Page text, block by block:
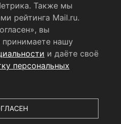
персональных данных
лента
издание Щёлковское ТВ.
о регистрации СМИ
г.
(РОСКОМНАДЗОР).
Также мы
рейтинга Mail.ru.
вы
принимаете нашу
и даёте своё
персональных